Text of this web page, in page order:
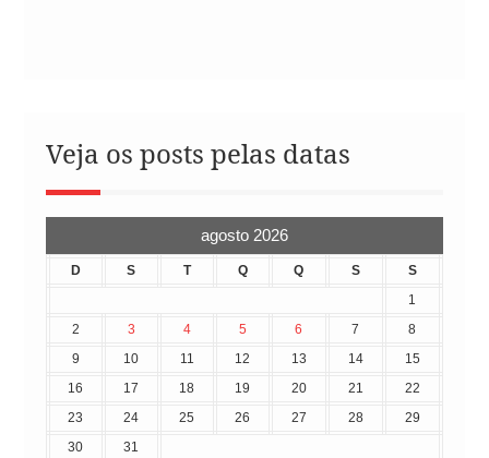
Veja os posts pelas datas
agosto 2026
D S T Q Q S
S
1
2
3 4 5 6 7
8
9
10 11 12 13 14
15
16
17 18 19 20 21
22
23
24 25 26 27 28
29
30
31